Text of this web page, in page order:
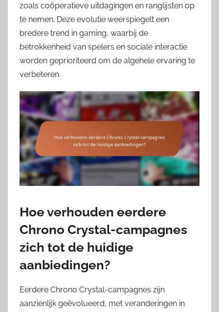
zoals coöperatieve uitdagingen en ranglijsten op
te nemen. Deze evolutie weerspiegelt een
bredere trend in gaming, waarbij de
betrokkenheid van spelers en sociale interactie
worden geprioriteerd om de algehele ervaring te
verbeteren.
Hoe verhouden eerdere
Chrono Crystal-campagnes
zich tot de huidige
aanbiedingen?
Eerdere Chrono Crystal-campagnes zijn
aanzienlijk geëvolueerd, met veranderingen in